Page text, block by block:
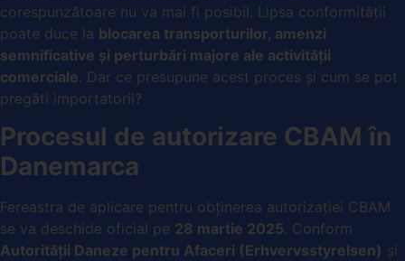
corespunzătoare nu va mai fi posibil. Lipsa conformității
poate duce la blocarea transporturilor, amenzi
semnificative și perturbări majore ale activității
comerciale. Dar ce presupune acest proces și cum se pot
pregăti importatorii?
Procesul de autorizare CBAM în
Danemarca
Fereastra de aplicare pentru obținerea autorizației CBAM
se va deschide oficial pe 28 martie 2025. Conform
Autorității Daneze pentru Afaceri (Erhvervsstyrelsen) și